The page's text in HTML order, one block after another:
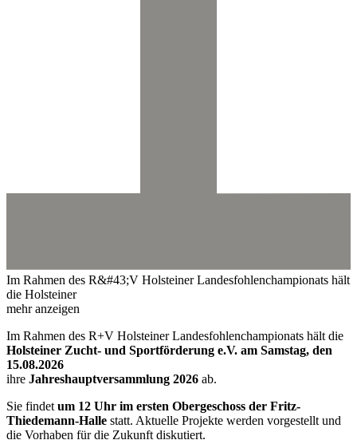
Im Rahmen des R&#43;V Holsteiner Landesfohlenchampionats hält
die Holsteiner
mehr anzeigen
Im Rahmen des R+V Holsteiner Landesfohlenchampionats hält die
Holsteiner Zucht- und Sportförderung e.V. am Samstag, den
15.08.2026
ihre Jahreshauptversammlung 2026 ab.
Sie findet um 12 Uhr im ersten Obergeschoss der Fritz-
Thiedemann-Halle statt. Aktuelle Projekte werden vorgestellt und
die Vorhaben für die Zukunft diskutiert.